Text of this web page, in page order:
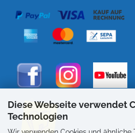
Diese Webseite verwendet
Technologien